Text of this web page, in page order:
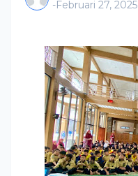
-Februari 27, 2025